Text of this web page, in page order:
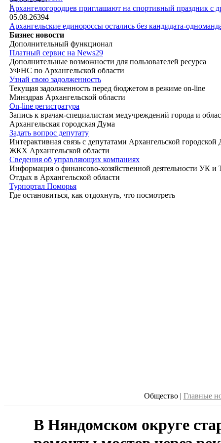
|Архангелогородцев приглашают на спортивный праздник с
05.08.26394
Архангельские единороссы остались без кандидата-
Бизнес новости
Дополнительный функционал
Платный сервис на News29
Дополнительные возможности для пользователей ресурса
УФНС по Архангельской области
Узнай свою задолженность
Текущая задолженность перед бюджетом в режиме on-line
Минздрав Архангельской области
On-line регистратура
Запись к врачам-специалистам медучреждений города и
Архангельская городская Дума
Задать вопрос депутату
Интерактивная связь с депутатами Архангельской
ЖКХ Архангельской области
Сведения об управляющих компаниях
Информация о финансово-хозяйственной деятельности УК
Отдых в Архангельской области
Турпортал Поморья
Где остановиться, как отдохнуть, что посмотреть
Общество | Главные
В Няндомском округе